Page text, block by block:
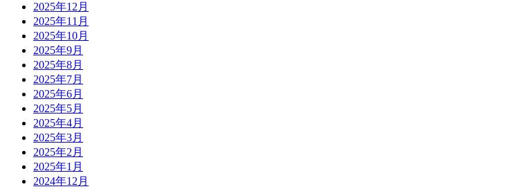
2025年12月
2025年11月
2025年10月
2025年9月
2025年8月
2025年7月
2025年6月
2025年5月
2025年4月
2025年3月
2025年2月
2025年1月
2024年12月